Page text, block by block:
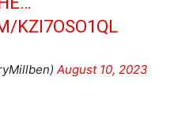
KZI7OSO1QL
August 10, 2023